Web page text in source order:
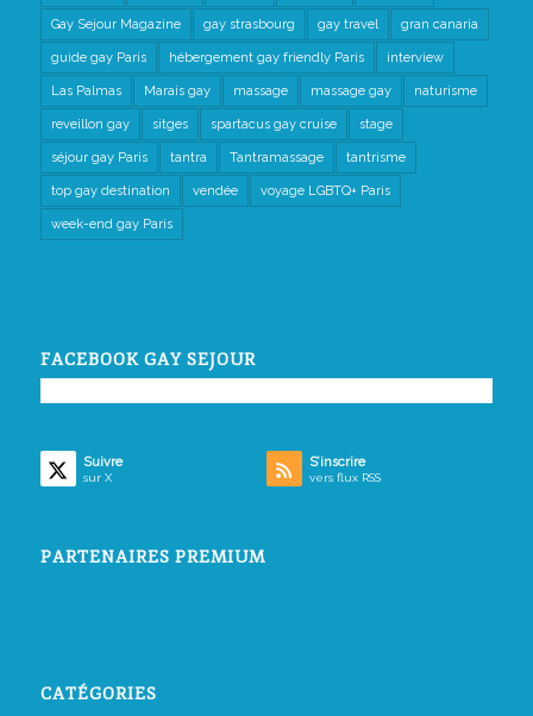
Gay Sejour Magazine gay strasbourg gay travel gran canaria
guide gay Paris hébergement gay friendly Paris interview
Las Palmas Marais gay massage massage gay naturisme
reveillon gay sitges spartacus gay cruise stage
séjour gay Paris tantra Tantramassage tantrisme
top gay destination vendée voyage LGBTQ+ Paris
week-end gay Paris
FACEBOOK GAY SEJOUR
Suivre
sur X
S’inscrire
vers flux RSS
PARTENAIRES PREMIUM
CATÉGORIES